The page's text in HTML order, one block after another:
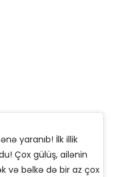
yaranıb! İlk illik
Çox gülüş, ailənin
və bəlkə də bir az çox